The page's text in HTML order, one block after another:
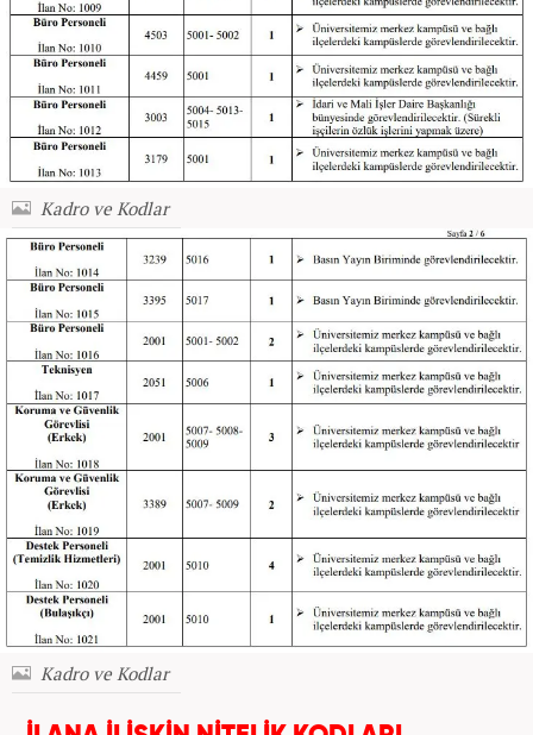
Kadro ve Kodlar
Kadro ve Kodlar